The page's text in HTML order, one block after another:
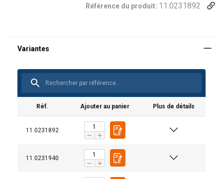
Référence du produit: 11.0231892
Réf. Ajouter au panier Plus de détails
11.0231892
11.0231940